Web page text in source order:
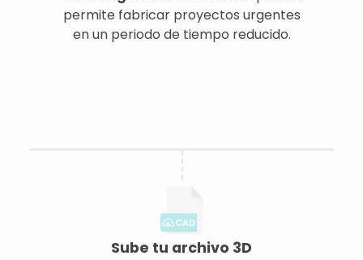
permite fabricar proyectos urgentes
en un periodo de tiempo reducido.
CAD
Sube tu archivo 3D